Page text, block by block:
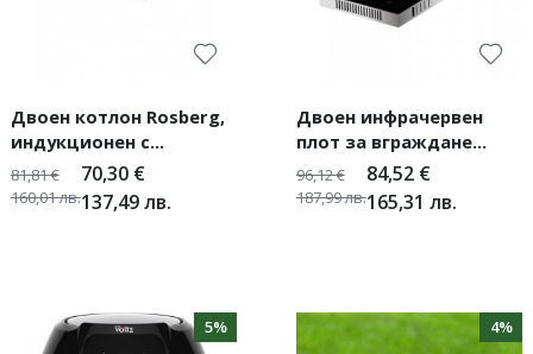
Двоен котлон Rosberg,
индукционен с
кристални плочи 2 x
2000 W
70,30 €
137,49лв.
81,81€
160,01лв.
Двоен инфрачервен
плот за вграждане
Oliver Voltz
84,52 €
165,31 лв.
96,12€
187,99лв.
5% 4%